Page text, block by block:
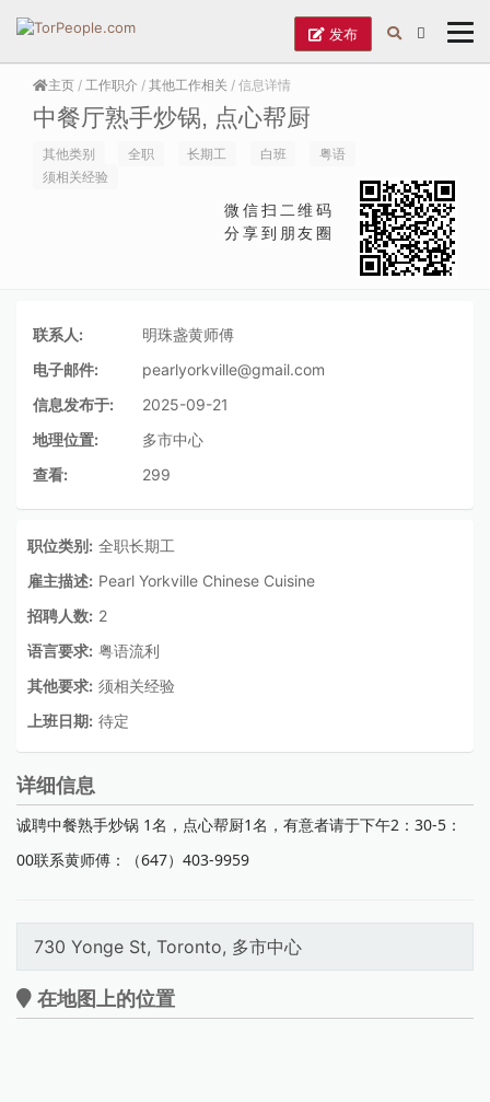
发布
主页 / 工作职介 / 其他工作相关 / 信息详情
中餐厅熟手炒锅, 点心帮厨
其他类别 全职 长期工 白班
粤语
须相关经验
微信扫二维码
分享到朋友圈
联系人:
明珠盏黄师傅
电子邮件:
pearlyorkville@gmail.com
信息发布于:
2025-09-21
地理位置:
多市中心
查看:
299
职位类别: 全职长期工
雇主描述: Pearl Yorkville Chinese Cuisine
招聘人数: 2
语言要求: 粤语流利
其他要求: 须相关经验
上班日期: 待定
详细信息
诚聘中餐熟手炒锅 1名，点心帮厨1名，有意者请于下午2：30-5：
00联系黄师傅：（647）403-9959
730 Yonge St, Toronto, 多市中心
在地图上的位置